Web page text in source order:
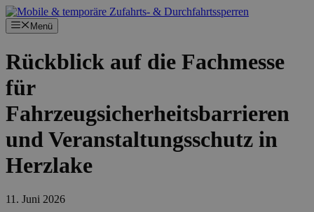
Zum
Inhalt
springen
Menü
Rückblick auf die Fachmesse
für
Fahrzeugsicherheitsbarrieren
und Veranstaltungsschutz in
Herzlake
11. Juni 2026